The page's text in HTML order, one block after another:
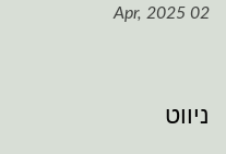
02 Apr, 2025
ניווט